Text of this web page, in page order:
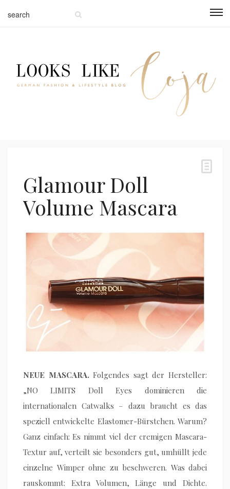
Glamour Doll
Volume Mascara
NEUE MASCARA.Folgendes sagt der Hersteller:
„NO LIMITS Doll Eyes dominieren die
internationalen Catwalks – dazu braucht es das
speziell entwickelte Elastomer-Bürstchen. Warum?
Ganz einfach: Es nimmt viel der cremigen Mascara-
Textur auf, verteilt sie besonders gut, umhüllt jede
einzelne Wimper ohne zu beschweren. Was dabei
rauskommt: Extra Volumen, Länge und Dichte.